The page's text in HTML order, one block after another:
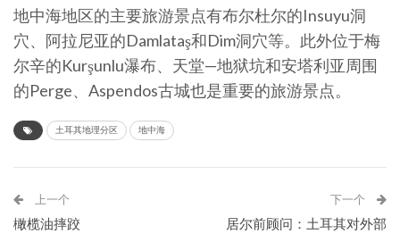
地中海地区的主要旅游景点有布尔杜尔的Insuyu洞
穴、阿拉尼亚的Damlataş和Dim洞穴等。此外位于梅
尔辛的Kurşunlu瀑布、天堂—地狱坑和安塔利亚周围
的Perge、Aspendos古城也是重要的旅游景点。
土耳其地理分区 地中海
上一个
橄榄油摔跤
下一个
居尔前顾问：土耳其对外部